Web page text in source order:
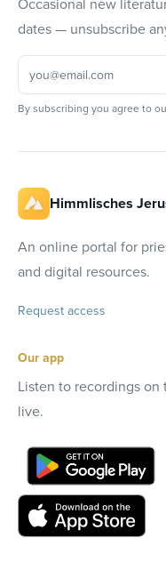
dates — unsubscribe
By subscribing you agree to
Himmlisches
An online portal for
and digital resources.
Request access
Our app
Listen to recordings on
live.